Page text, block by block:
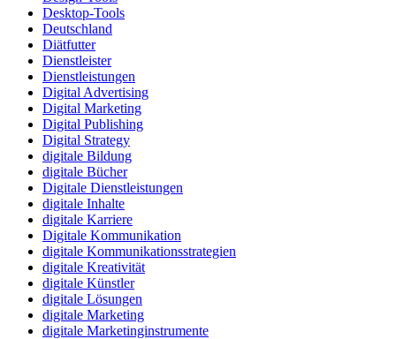
Desktop-Tools
Deutschland
Diätfutter
Dienstleister
Dienstleistungen
Digital Advertising
Digital Marketing
Digital Publishing
Digital Strategy
digitale Bildung
digitale Bücher
Digitale Dienstleistungen
digitale Inhalte
digitale Karriere
Digitale Kommunikation
digitale Kommunikationsstrategien
digitale Kreativität
digitale Künstler
digitale Lösungen
digitale Marketing
digitale Marketinginstrumente